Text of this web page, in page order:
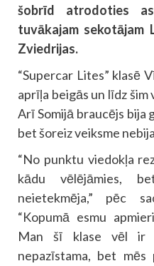
šobrīd atrodoties
tuvākajam sekotājam
Zviedrijas.
“Supercar Lites” klasē
aprīļa beigās un līdz
Arī Somijā braucējs bija
bet šoreiz veiksme
“No punktu viedokļa
kādu vēlējāmies,
neietekmēja,” pēc
“Kopumā esmu
Man šī klase vēl ir
nepazīstama, bet